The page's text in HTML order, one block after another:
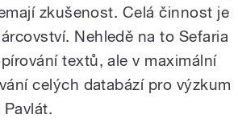
zkušenost. Celá činnost je
Nehledě na to Sefaria
textů, ale v maximální
celých databází pro výzkum